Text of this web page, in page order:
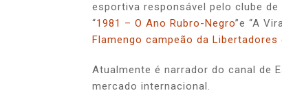
esportiva responsável pelo clube
“1981 – O Ano Rubro-Negro”e “A
Flamengo campeão da Libertadores
Atualmente é narrador do canal de
mercado internacional.